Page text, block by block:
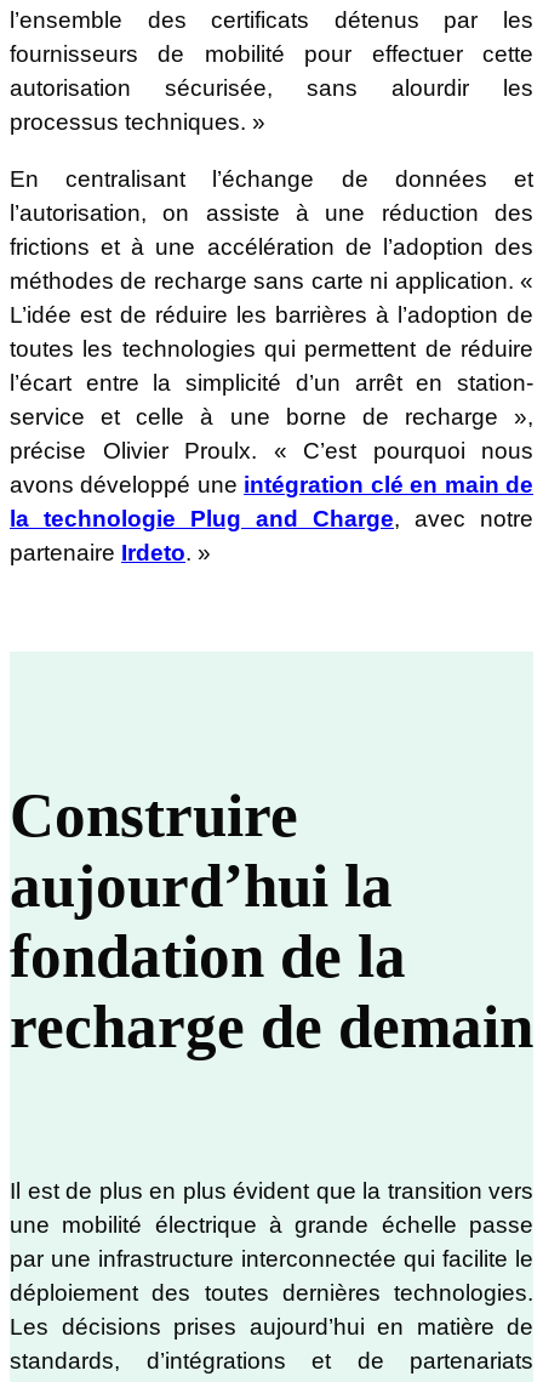
l’ensemble des certificats détenus par les
fournisseurs de mobilité pour effectuer cette
autorisation sécurisée, sans alourdir les
processus techniques. »
En centralisant l’échange de données et
l’autorisation, on assiste à une réduction des
frictions et à une accélération de l’adoption des
méthodes de recharge sans carte ni application. «
L’idée est de réduire les barrières à l’adoption de
toutes les technologies qui permettent de réduire
l’écart entre la simplicité d’un arrêt en station-
service et celle à une borne de recharge »,
précise Olivier Proulx. « C’est pourquoi nous
avons développé une intégration clé en main de
la technologie Plug and Charge, avec notre
partenaire Irdeto. »
Construire
aujourd’hui la
fondation de la
recharge de demain
Il est de plus en plus évident que la transition vers
une mobilité électrique à grande échelle passe
par une infrastructure interconnectée qui facilite le
déploiement des toutes dernières technologies.
Les décisions prises aujourd’hui en matière de
standards, d’intégrations et de partenariats